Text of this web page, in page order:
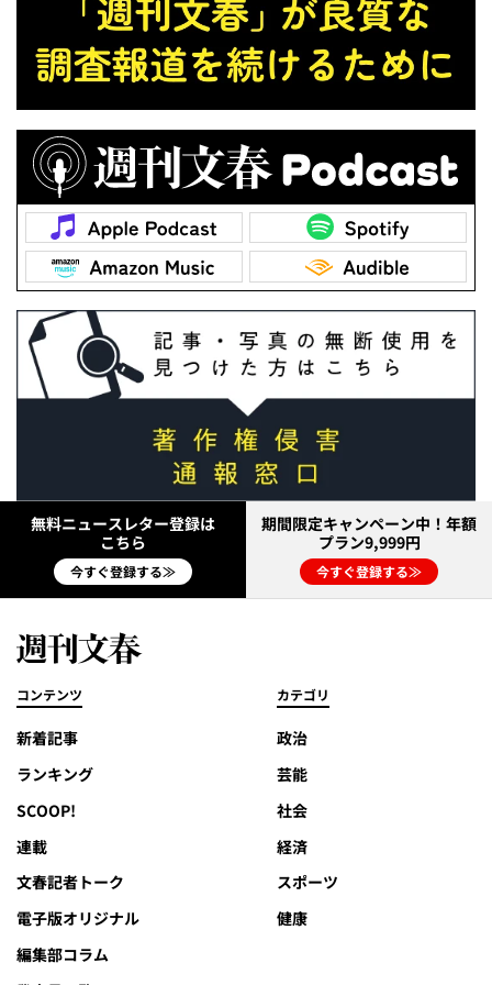
無料ニュースレター登録は
こちら
今すぐ登録する≫
期間限定キャンペーン中！年額
プラン9,999円
今すぐ登録する≫
コンテンツ
新着記事
ランキング
SCOOP!
連載
文春記者トーク
電子版オリジナル
編集部コラム
カテゴリ
政治
芸能
社会
経済
スポーツ
健康